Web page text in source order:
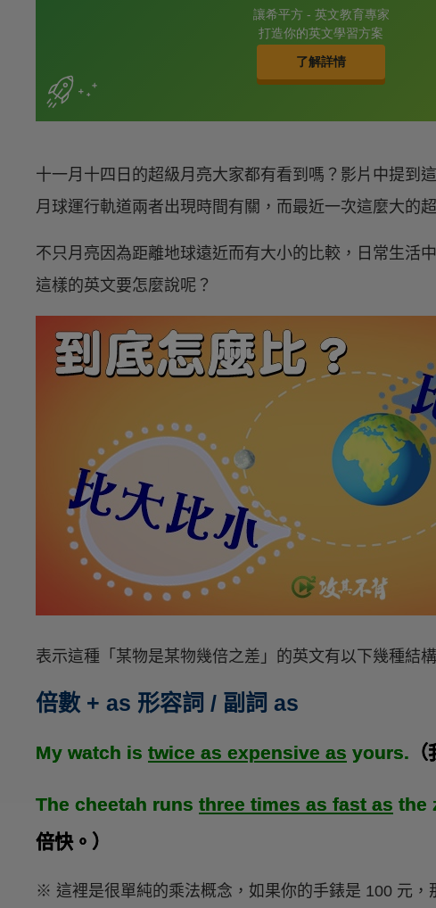
十一月十四日的超級月亮大家都有看到嗎？影片中提到
月球運行軌道兩者出現時間有關，而最近一次這麼大的
不只月亮因為距離地球遠近而有大小的比較，日常生活
這樣的英文要怎麼說呢？
表示這種「某物是某物幾倍之差」的英文有以下幾種結構
倍數 + as 形容詞 / 副詞 as
My watch is twice as expensive as yours.
The cheetah runs three times as fast as the
倍快。）
※ 這裡是很單純的乘法概念，如果你的手錶是 100 元，